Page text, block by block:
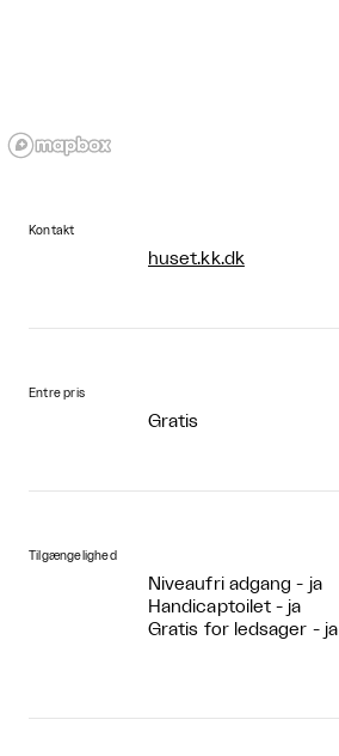
Kontakt
huset.kk.dk
Entre pris
Gratis
Tilgængelighed
Niveaufri adgang - ja
Handicaptoilet - ja
Gratis for ledsager - ja